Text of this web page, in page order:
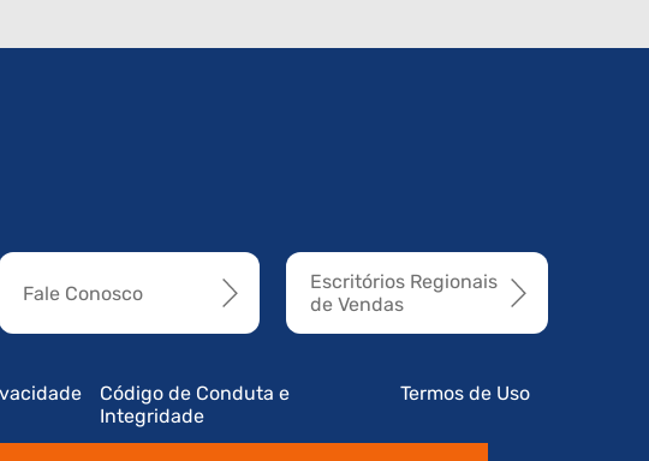
Fale Conosco
Escritórios Regionais
de Vendas
Termos de Uso
Código de Conduta e
Integridade